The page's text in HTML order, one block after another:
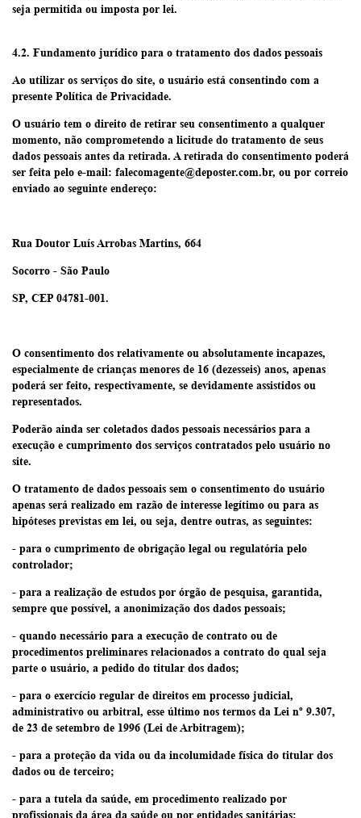
seja permitida ou imposta por lei.
4.2. Fundamento jurídico para o tratamento dos dados pessoais
Ao utilizar os serviços do site, o usuário está consentindo com a
presente Política de Privacidade.
O usuário tem o direito de retirar seu consentimento a qualquer
momento, não comprometendo a licitude do tratamento de seus
dados pessoais antes da retirada. A retirada do consentimento poderá
ser feita pelo e-mail: falecomagente@deposter.com.br, ou por correio
enviado ao seguinte endereço:
Rua Doutor Luís Arrobas Martins, 664
Socorro - São Paulo
SP, CEP 04781-001.
O consentimento dos relativamente ou absolutamente incapazes,
especialmente de crianças menores de 16 (dezesseis) anos, apenas
poderá ser feito, respectivamente, se devidamente assistidos ou
representados.
Poderão ainda ser coletados dados pessoais necessários para a
execução e cumprimento dos serviços contratados pelo usuário no
site.
O tratamento de dados pessoais sem o consentimento do usuário
apenas será realizado em razão de interesse legítimo ou para as
hipóteses previstas em lei, ou seja, dentre outras, as seguintes:
- para o cumprimento de obrigação legal ou regulatória pelo
controlador;
- para a realização de estudos por órgão de pesquisa, garantida,
sempre que possível, a anonimização dos dados pessoais;
- quando necessário para a execução de contrato ou de
procedimentos preliminares relacionados a contrato do qual seja
parte o usuário, a pedido do titular dos dados;
- para o exercício regular de direitos em processo judicial,
administrativo ou arbitral, esse último nos termos da Lei nº 9.307,
de 23 de setembro de 1996 (Lei de Arbitragem);
- para a proteção da vida ou da incolumidade física do titular dos
dados ou de terceiro;
- para a tutela da saúde, em procedimento realizado por
profissionais da área da saúde ou por entidades sanitárias;